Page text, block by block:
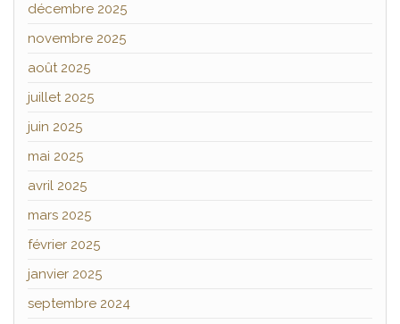
décembre 2025
novembre 2025
août 2025
juillet 2025
juin 2025
mai 2025
avril 2025
mars 2025
février 2025
janvier 2025
septembre 2024